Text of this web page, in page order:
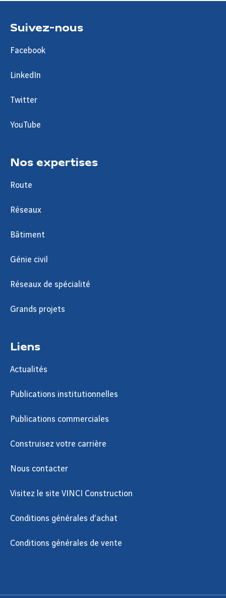
Suivez-nous
Facebook
LinkedIn
Twitter
YouTube
Nos expertises
Route
Réseaux
Bâtiment
Génie civil
Réseaux de spécialité
Grands projets
Liens
Actualités
Publications institutionnelles
Publications commerciales
Construisez votre carrière
Nous contacter
Visitez le site VINCI Construction
Conditions générales d’achat
Conditions générales de vente